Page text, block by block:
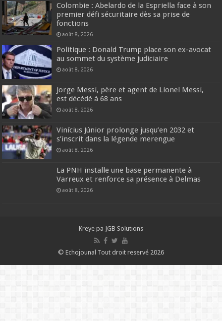
Colombie : Abelardo de la Espriella face à son
premier défi sécuritaire dès sa prise de
fonctions
août 8, 2026
Politique : Donald Trump place son ex-avocat
au sommet du système judiciaire
août 8, 2026
Jorge Messi, père et agent de Lionel Messi,
est décédé à 68 ans
août 8, 2026
Vinícius Júnior prolonge jusqu’en 2032 et
s’inscrit dans la légende merengue
août 8, 2026
La PNH installe une base permanente à
Varreux et renforce sa présence à Delmas
août 8, 2026
Kreye pa JGB Solutions
© Echojounal Tout droit reservé 2026